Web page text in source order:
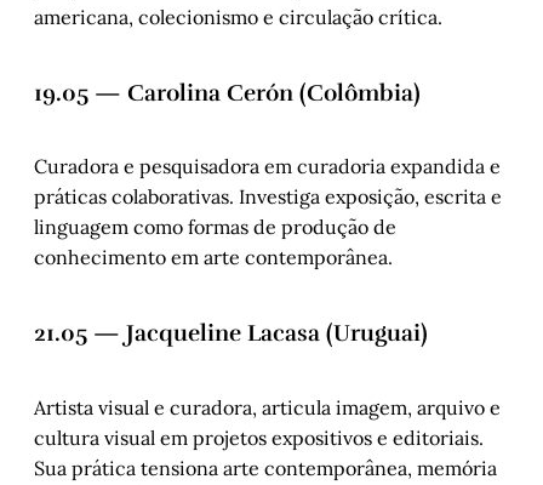
americana, colecionismo e circulação crítica.
19.05 — Carolina Cerón (Colômbia)
Curadora e pesquisadora em curadoria expandida e
práticas colaborativas. Investiga exposição, escrita e
linguagem como formas de produção de
conhecimento em arte contemporânea.
21.05 — Jacqueline Lacasa (Uruguai)
Artista visual e curadora, articula imagem, arquivo e
cultura visual em projetos expositivos e editoriais.
Sua prática tensiona arte contemporânea, memória